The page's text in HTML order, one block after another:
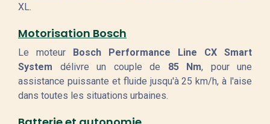
XL.
Motorisation Bosch
Le moteur Bosch Performance Line CX Smart
System délivre un couple de 85 Nm, pour une
assistance puissante et fluide jusqu'à 25 km/h, à l'aise
dans toutes les situations urbaines.